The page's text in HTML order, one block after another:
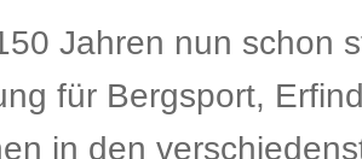
Jahren nun schon
für Bergsport,
in den